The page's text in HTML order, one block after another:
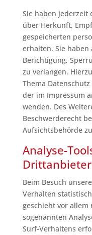
Sie haben jederzeit
über Herkunft,
gespeicherten
erhalten. Sie haben
Berichtigung,
zu verlangen.
Thema
der im Impressum
wenden. Des
Beschwerderecht
Aufsichtsbehörde
Analyse-
Beim Besuch
Verhalten
geschieht vor allem
sogenannten
Surf-Verhaltens